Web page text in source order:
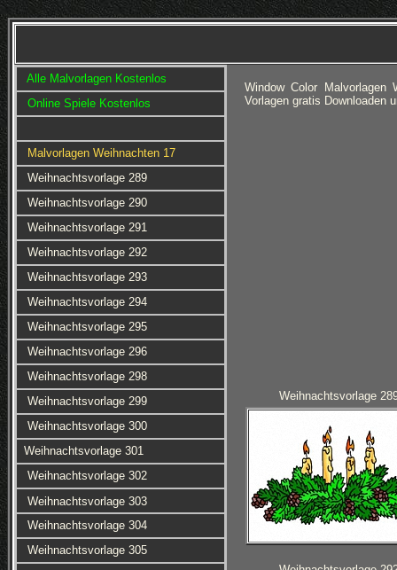
Alle Malvorlagen Kostenlos
Online Spiele Kostenlos
Malvorlagen Weihnachten 17
Weihnachtsvorlage 289
Weihnachtsvorlage 290
Weihnachtsvorlage 291
Weihnachtsvorlage 292
Weihnachtsvorlage 293
Weihnachtsvorlage 294
Weihnachtsvorlage 295
Weihnachtsvorlage 296
Weihnachtsvorlage 298
Weihnachtsvorlage 299
Weihnachtsvorlage 300
Weihnachtsvorlage 301
Weihnachtsvorlage 302
Weihnachtsvorlage 303
Weihnachtsvorlage 304
Weihnachtsvorlage 305
Window Color Malvorlagen
Vorlagen gratis Downloaden
Weihnachtsvorlage